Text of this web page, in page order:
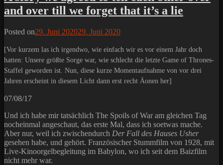
and over till we forget that it’s a lie
Posted on29. Juni 202029. Juni 2020
[Vor kurzem las ich irgendwo, wie einfach wir es vor einem Jahr doch
hatten: Unsere größte Sorge war, wie schlecht die letzte Game of Thrones-
Staffel geworden ist. Nun, diese kurze Momentaufnahme von vor drei
Jahren erscheint in diesem Licht dann erst recht Äonen her]
07/08/17
Und ich habe mir tatsächlich The Spoils of War am gleichen Tag
nocheinmal angeschaut, das erste Mal, dass ich soetwas mache.
Aber nur, weil ich zwischendurch Der Fall des Hauses Usher
gesehen habe, und gehört. Französischer Stummfilm von 1928, mit
Live-Kinoorgelbegleitung im Babylon, wo ich seit dem Baizfilm
nicht mehr war.